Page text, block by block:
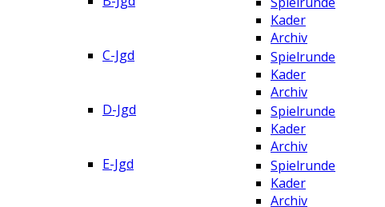
Kader
Archiv
C-Jgd
Spielrunde
Kader
Archiv
D-Jgd
Spielrunde
Kader
Archiv
E-Jgd
Spielrunde
Kader
Archiv